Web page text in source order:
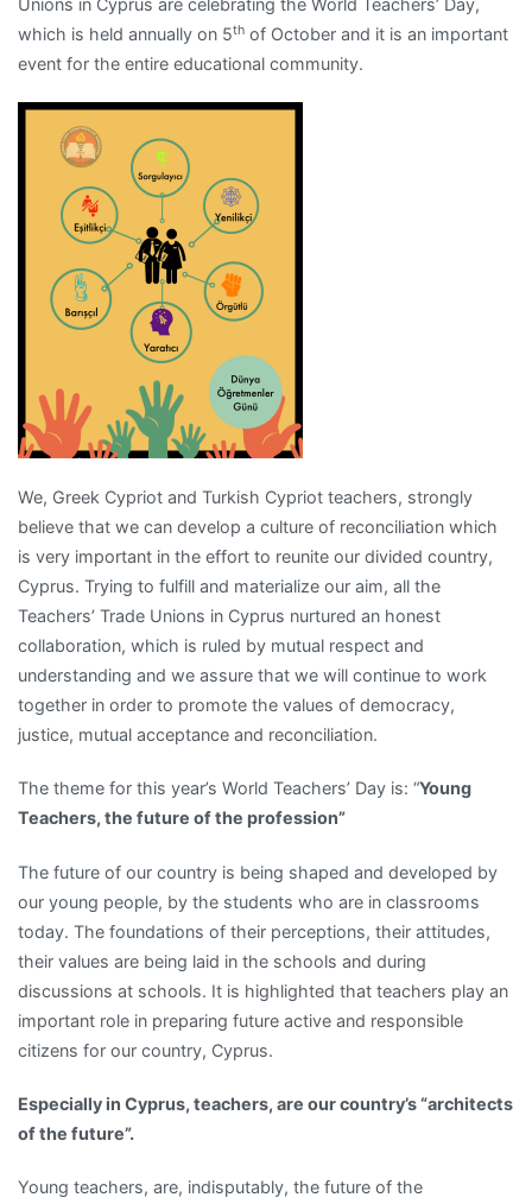
Unions in Cyprus are celebrating the World Teachers’ Day,
which is held annually on 5th of October and it is an important
event for the entire educational community.
We, Greek Cypriot and Turkish Cypriot teachers, strongly
believe that we can develop a culture of reconciliation which
is very important in the effort to reunite our divided country,
Cyprus. Trying to fulfill and materialize our aim, all the
Teachers’ Trade Unions in Cyprus nurtured an honest
collaboration, which is ruled by mutual respect and
understanding and we assure that we will continue to work
together in order to promote the values of democracy,
justice, mutual acceptance and reconciliation.
The theme for this year’s World Teachers’ Day is: “Young
Teachers, the future of the profession”
The future of our country is being shaped and developed by
our young people, by the students who are in classrooms
today. The foundations of their perceptions, their attitudes,
their values are being laid in the schools and during
discussions at schools. It is highlighted that teachers play an
important role in preparing future active and responsible
citizens for our country, Cyprus.
Especially in Cyprus, teachers, are our country’s “architects
of the future”.
Young teachers, are, indisputably, the future of the